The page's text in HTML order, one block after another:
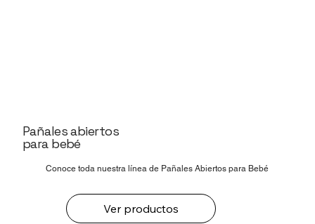
Pañales abiertos
para bebé
Conoce toda nuestra línea de Pañales Abiertos para Bebé
Ver productos